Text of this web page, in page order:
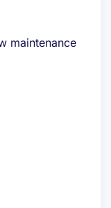
maintenance